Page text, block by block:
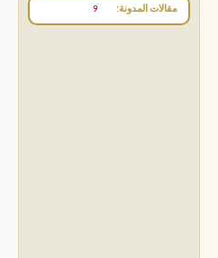
مقالات المدونة 9